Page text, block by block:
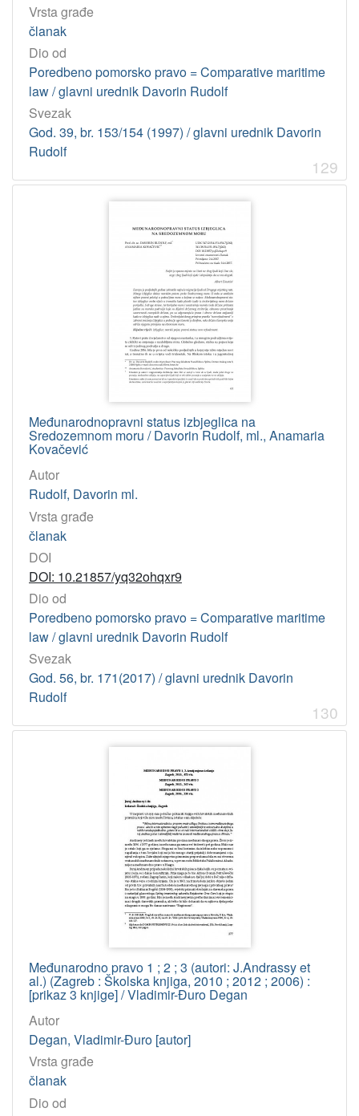
Vrsta građe
članak
Dio od
Poredbeno pomorsko pravo = Comparative maritime
law / glavni urednik Davorin Rudolf
Svezak
God. 39, br. 153/154 (1997) / glavni urednik Davorin
Rudolf
129
Međunarodnopravni status izbjeglica na
Sredozemnom moru / Davorin Rudolf, ml., Anamaria
Kovačević
Autor
Rudolf, Davorin ml.
Vrsta građe
članak
DOI
DOI: 10.21857/yq32ohqxr9
Dio od
Poredbeno pomorsko pravo = Comparative maritime
law / glavni urednik Davorin Rudolf
Svezak
God. 56, br. 171(2017) / glavni urednik Davorin
Rudolf
130
Međunarodno pravo 1 ; 2 ; 3 (autori: J.Andrassy et
al.) (Zagreb : Školska knjiga, 2010 ; 2012 ; 2006) :
[prikaz 3 knjige] / Vladimir-Đuro Degan
Autor
Degan, Vladimir-Đuro [autor]
Vrsta građe
članak
Dio od